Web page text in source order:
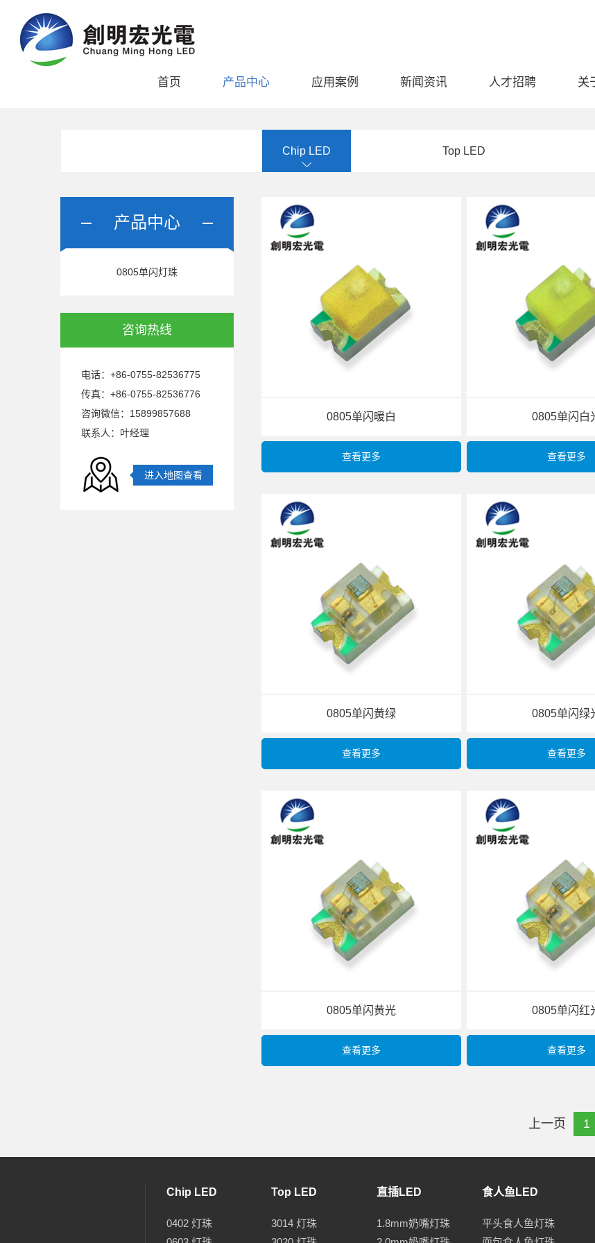
首页 产品中心 应用案例 新闻资讯 人才招聘 关
Chip LED Top LED
产品中心
0805单闪灯珠
咨询热线
电话：+86-0755-82536775
传真：+86-0755-82536776
咨询微信：15899857688
联系人：叶经理
进入地图查看
0805单闪暖白
查看更多
0805单闪白
查看更多
0805单闪黄绿
查看更多
0805单闪绿
查看更多
0805单闪黄光
查看更多
0805单闪红
查看更多
上一页 1
Chip LED
0402 灯珠
Top LED
3014 灯珠
直插LED
1.8mm奶嘴灯珠
食人鱼LED
平头食人鱼灯珠